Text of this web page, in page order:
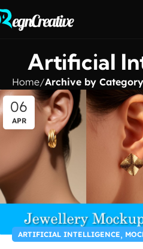
Artificial
Home Archive by
06
APR
ARTIFICIAL INTELLIGENCE,